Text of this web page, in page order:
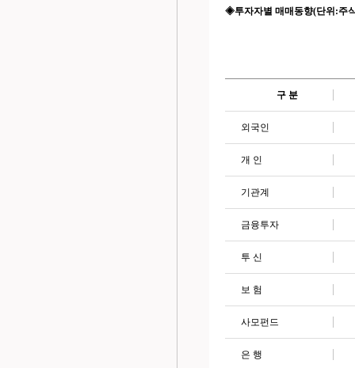
◈투자자별 매매동향(단위:주
구분
외국인
개 인
기관계
금융투자
투 신
보 험
사모펀드
은 행